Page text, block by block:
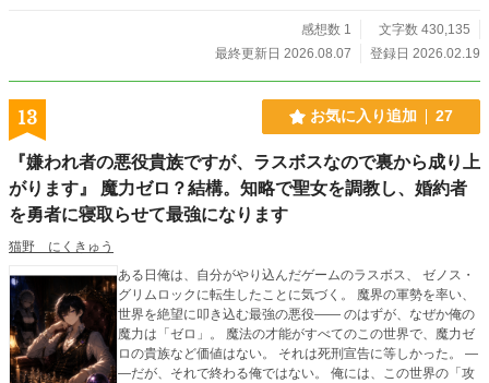
ディ。 上手く行かなかった二人が入れ替わったら、お互いの環境は妙に上手
くいくぞ……！？ それはそれとして元の体に戻りたい！ というお話をお楽
感想数 1
文字数 430,135
最終更新日 2026.08.07
登録日 2026.02.19
13 お気に入り追加 27
『嫌われ者の悪役貴族ですが、ラスボスなので裏から成り上
がります』 魔力ゼロ？結構。知略で聖女を調教し、婚約者
を勇者に寝取らせて最強になります
猫野 にくきゅう
ある日俺は、自分がやり込んだゲームのラスボス、 ゼノス・
グリムロックに転生したことに気づく。 魔界の軍勢を率い、
世界を絶望に叩き込む最強の悪役―― のはずが、なぜか俺の
魔力は「ゼロ」。 魔法の才能がすべてのこの世界で、魔力ゼ
ロの貴族など価値はない。 それは死刑宣告に等しかった。 ―
―だが、それで終わる俺ではない。 俺には、この世界の「攻